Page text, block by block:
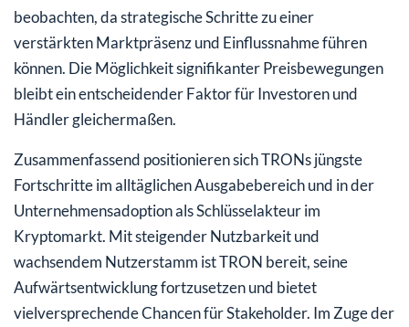
beobachten, da strategische Schritte zu einer
verstärkten Marktpräsenz und Einflussnahme führen
können. Die Möglichkeit signifikanter Preisbewegungen
bleibt ein entscheidender Faktor für Investoren und
Händler gleichermaßen.
Zusammenfassend positionieren sich TRONs jüngste
Fortschritte im alltäglichen Ausgabebereich und in der
Unternehmensadoption als Schlüsselakteur im
Kryptomarkt. Mit steigender Nutzbarkeit und
wachsendem Nutzerstamm ist TRON bereit, seine
Aufwärtsentwicklung fortzusetzen und bietet
vielversprechende Chancen für Stakeholder. Im Zuge der